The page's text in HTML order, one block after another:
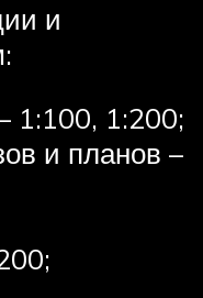
и
1:100, 1:200;
и планов –